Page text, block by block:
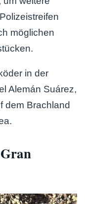
möglichen
in der
Alemán Suárez,
dem Brachland